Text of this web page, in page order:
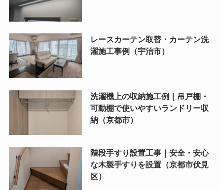
レースカーテン取替・カーテン洗
濯施工事例（宇治市）
洗濯機上の収納施工例｜吊戸棚・
可動棚で使いやすいランドリー収
納（京都市）
階段手すり設置工事｜安全・安心
な木製手すりを設置（京都市伏見
区）